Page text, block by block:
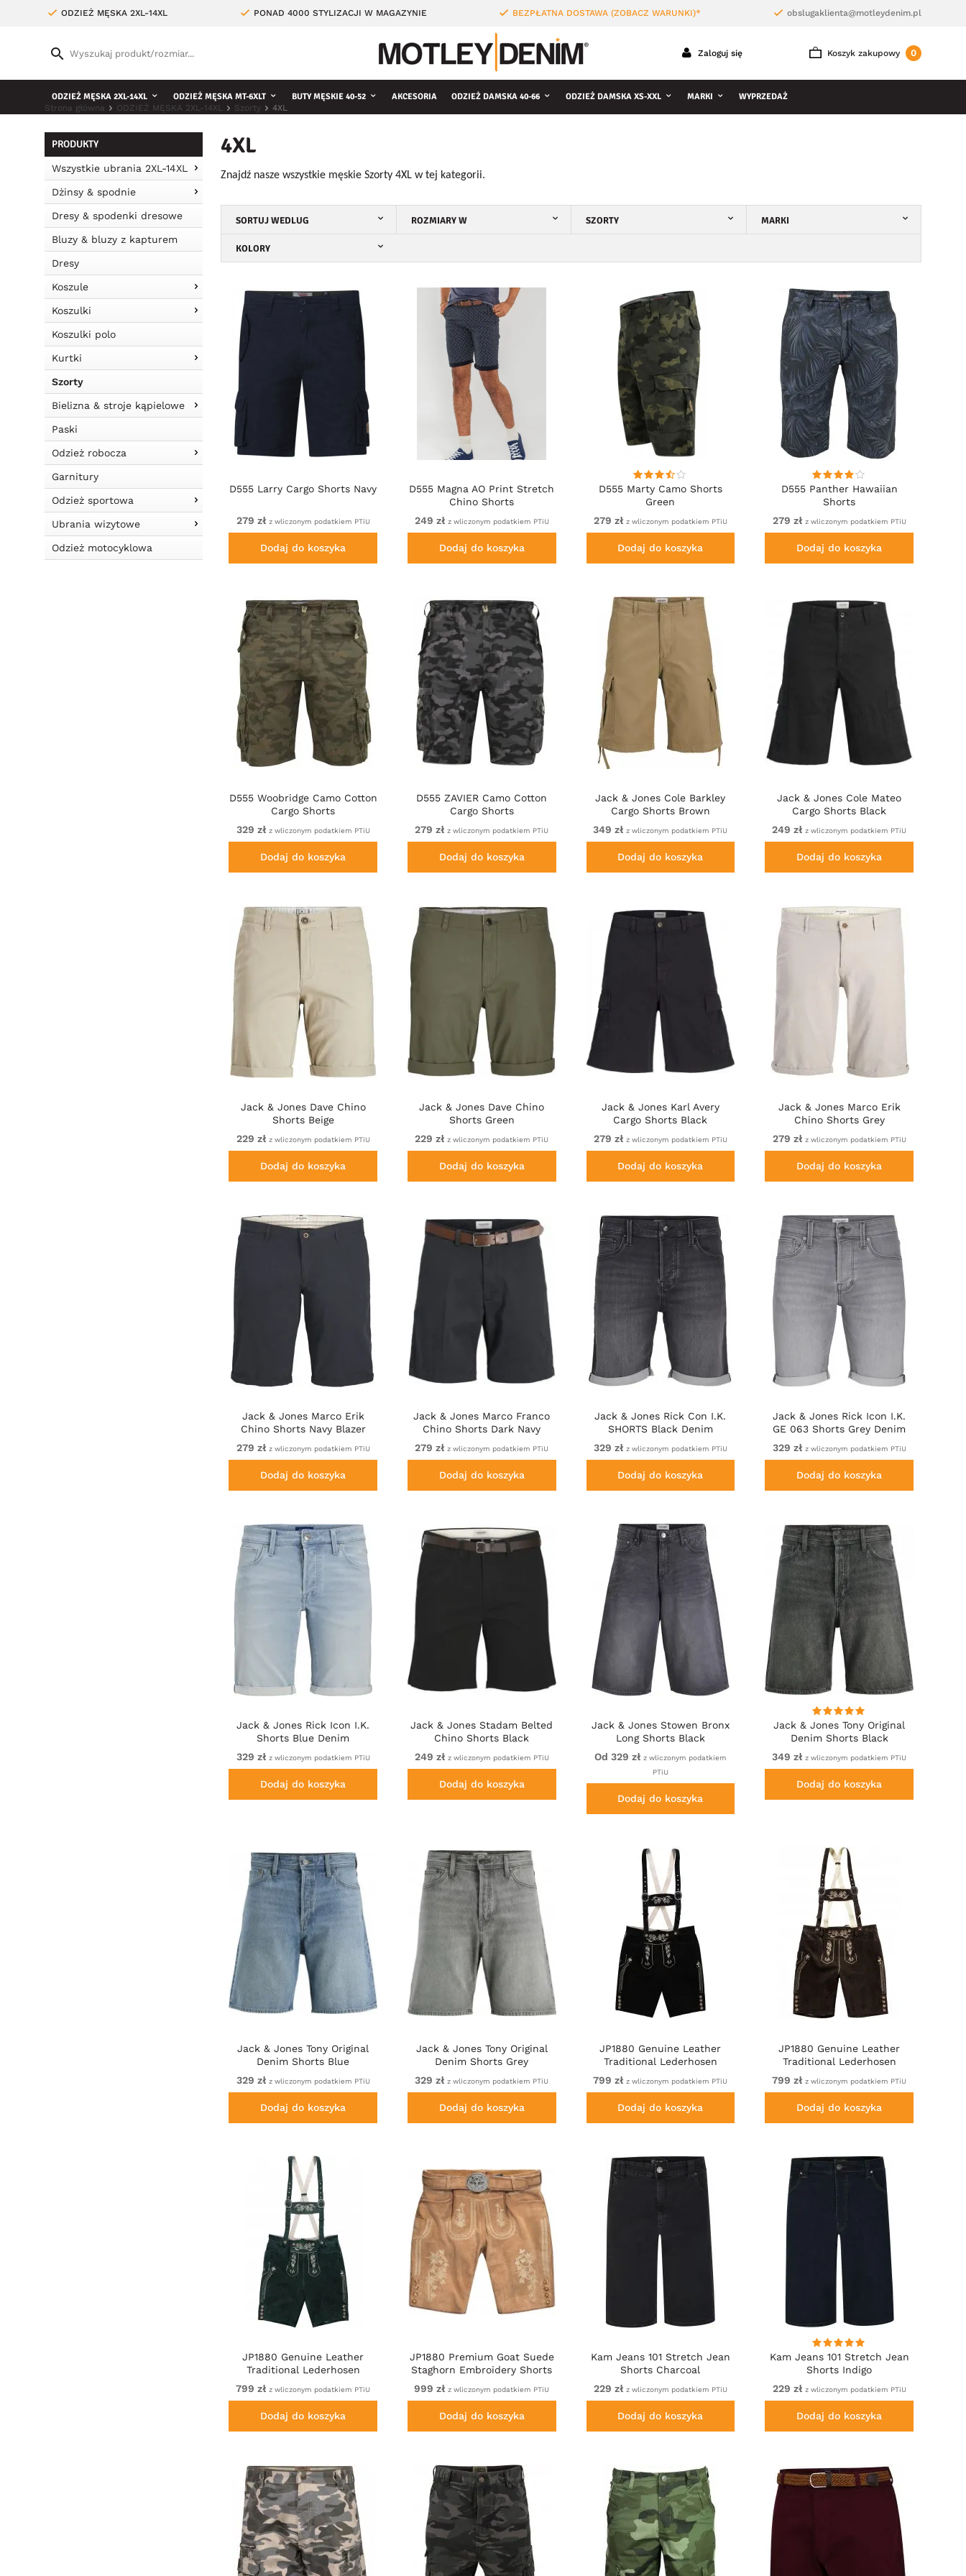
ODZIEŻ MĘSKA 2XL-14XL PONAD 4000 STYLIZACJI W MAGAZYNIE BEZPŁATNA DOSTAWA (ZOBACZ WARUNKI)* obslugaklienta@motleydenim.pl
Koszyk zakupowy 0
Zaloguj się
ODZIEŻ MĘSKA 2XL-14XL ODZIEŻ MĘSKA MT-6XLT BUTY MĘSKIE 40-52 AKCESORIA ODZIEŻ DAMSKA 40-66 ODZIEŻ DAMSKA XS-XXL MARKI WYPRZEDAŻ
Strona główna ODZIEŻ MĘSKA 2XL-14XL Szorty 4XL
PRODUKTY
Wszystkie ubrania 2XL-14XL
Dżinsy & spodnie
Dresy & spodenki dresowe
Bluzy & bluzy z kapturem
Dresy
Koszule
Koszulki
Koszulki polo
Kurtki
Szorty
Bielizna & stroje kąpielowe
Paski
Odzież robocza
Garnitury
Odzież sportowa
Ubrania wizytowe
Odzież motocyklowa
4XL
Znajdź nasze wszystkie męskie Szorty 4XL w tej kategorii.
SORTUJ WEDLUG ROZMIARY W SZORTY MARKI
KOLORY
D555 Larry Cargo Shorts Navy
279 zł z wliczonym podatkiem PTiU
Dodaj do koszyka
D555 Magna AO Print Stretch
Chino Shorts
249 zł z wliczonym podatkiem PTiU
Dodaj do koszyka
D555 Marty Camo Shorts
Green
279 zł z wliczonym podatkiem PTiU
Dodaj do koszyka
D555 Panther Hawaiian
Shorts
279 zł z wliczonym podatkiem PTiU
Dodaj do koszyka
D555 Woobridge Camo Cotton
Cargo Shorts
329 zł z wliczonym podatkiem PTiU
Dodaj do koszyka
D555 ZAVIER Camo Cotton
Cargo Shorts
279 zł z wliczonym podatkiem PTiU
Dodaj do koszyka
Jack & Jones Cole Barkley
Cargo Shorts Brown
349 zł z wliczonym podatkiem PTiU
Dodaj do koszyka
Jack & Jones Cole Mateo
Cargo Shorts Black
249 zł z wliczonym podatkiem PTiU
Dodaj do koszyka
Jack & Jones Dave Chino
Shorts Beige
229 zł z wliczonym podatkiem PTiU
Dodaj do koszyka
Jack & Jones Dave Chino
Shorts Green
229 zł z wliczonym podatkiem PTiU
Dodaj do koszyka
Jack & Jones Karl Avery
Cargo Shorts Black
279 zł z wliczonym podatkiem PTiU
Dodaj do koszyka
Jack & Jones Marco Erik
Chino Shorts Grey
279 zł z wliczonym podatkiem PTiU
Dodaj do koszyka
Jack & Jones Marco Erik
Chino Shorts Navy Blazer
279 zł z wliczonym podatkiem PTiU
Dodaj do koszyka
Jack & Jones Marco Franco
Chino Shorts Dark Navy
279 zł z wliczonym podatkiem PTiU
Dodaj do koszyka
Jack & Jones Rick Con I.K.
SHORTS Black Denim
329 zł z wliczonym podatkiem PTiU
Dodaj do koszyka
Jack & Jones Rick Icon I.K.
GE 063 Shorts Grey Denim
329 zł z wliczonym podatkiem PTiU
Dodaj do koszyka
Jack & Jones Rick Icon I.K.
Shorts Blue Denim
329 zł z wliczonym podatkiem PTiU
Dodaj do koszyka
Jack & Jones Stadam Belted
Chino Shorts Black
249 zł z wliczonym podatkiem PTiU
Dodaj do koszyka
Jack & Jones Stowen Bronx
Long Shorts Black
Od 329 zł z wliczonym podatkiem
PTiU
Dodaj do koszyka
Jack & Jones Tony Original
Denim Shorts Black
349 zł z wliczonym podatkiem PTiU
Dodaj do koszyka
Jack & Jones Tony Original
Denim Shorts Blue
329 zł z wliczonym podatkiem PTiU
Dodaj do koszyka
Jack & Jones Tony Original
Denim Shorts Grey
329 zł z wliczonym podatkiem PTiU
Dodaj do koszyka
JP1880 Genuine Leather
Traditional Lederhosen
799 zł z wliczonym podatkiem PTiU
Dodaj do koszyka
JP1880 Genuine Leather
Traditional Lederhosen
799 zł z wliczonym podatkiem PTiU
Dodaj do koszyka
JP1880 Genuine Leather
Traditional Lederhosen
799 zł z wliczonym podatkiem PTiU
Dodaj do koszyka
JP1880 Premium Goat Suede
Staghorn Embroidery Shorts
999 zł z wliczonym podatkiem PTiU
Dodaj do koszyka
Kam Jeans 101 Stretch Jean
Shorts Charcoal
229 zł z wliczonym podatkiem PTiU
Dodaj do koszyka
Kam Jeans 101 Stretch Jean
Shorts Indigo
229 zł z wliczonym podatkiem PTiU
Dodaj do koszyka